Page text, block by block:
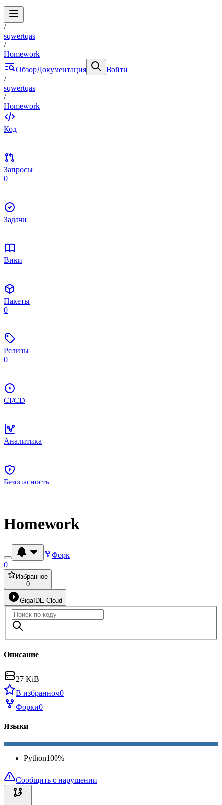
/
sqwertqas
/
Homework
ОбзорДокументация
Войти
/
sqwertqas
/
Homework
Код
Запросы
0
Задачи
Вики
Пакеты
0
Релизы
0
CI/CD
Аналитика
Безопасность
Homework
Форк
0
Избранное
0
GigaIDE Cloud
Описание
27 KiB
В избранном0
Форки0
Языки
Python100%
Сообщить о нарушении